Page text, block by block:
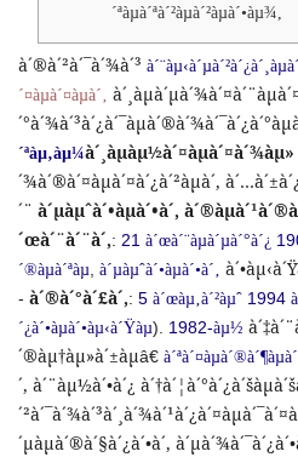
´ªàµà´ªà´²àµà´²àµà´•àµ¾,
à´®à´²à´¯à´¾à´³
´¤àµà´¤àµà´‚
´ªàµ‚àµ¼à´¸àµàµ½à´¤àµà´¤à´¾àµ»
´¾à´®à´¤àµà´¤à´¿à´²àµà´‚
´¨ à´µàµˆà´•àµà´•à´‚
´œà´¨à´¨à´‚: 21 à´œà´¨àµà´µà´°à´¿
´®àµà´ªàµ, à´µàµˆà´•àµà´•à´‚
- à´®à´°à´£à´‚: 5 à´œàµ‚à´²àµˆ 1994
´¿à´•àµà´•àµ‹à´Ÿàµ). 1982-àµ½
´®àµ†àµ»à´±àµâ€
´‚ à´¨àµ½à´•à´¿
´µàµà´®à´§à´¿à´•à´‚